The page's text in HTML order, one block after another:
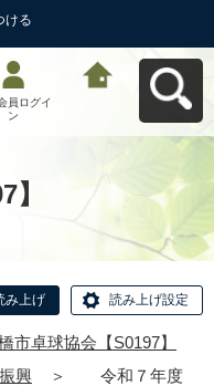
ける
員ログイ
ン
み上げ 読み上げ設定
市卓球協会【S0197】
興 ＞
令和７年度